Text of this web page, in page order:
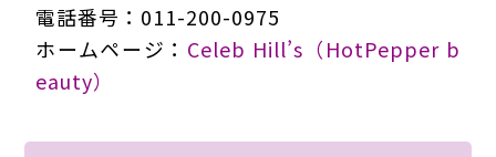
電話番号：011-200-0975
ホームページ： Celeb Hill’s（HotPepper b
eauty）